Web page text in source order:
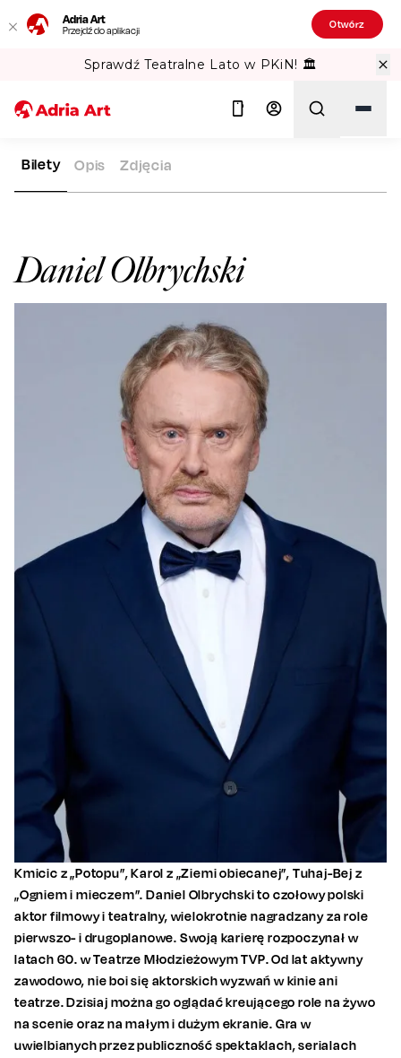
Adria Art
Przejdź do aplikacji Otwórz
Sprawdź Teatralne Lato w PKiN! 🏛️
ADRIA ART ARTYŚCI DANIEL OLBRYCHSKI
Daniel Olbrychski
Bilety Opis Zdjęcia
Kmicic z „Potopu”, Karol z „Ziemi obiecanej”, Tuhaj-Bej z
„Ogniem i mieczem”. Daniel Olbrychski to czołowy polski
aktor filmowy i teatralny, wielokrotnie nagradzany za role
pierwszo- i drugoplanowe. Swoją karierę rozpoczynał w
latach 60. w Teatrze Młodzieżowym TVP. Od lat aktywny
zawodowo, nie boi się aktorskich wyzwań w kinie ani
teatrze. Dzisiaj można go oglądać kreującego role na żywo
na scenie oraz na małym i dużym ekranie. Gra w
uwielbianych przez publiczność spektaklach, serialach